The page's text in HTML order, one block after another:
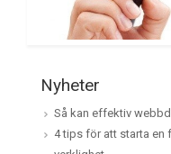
Nyheter
Så kan effektiv
4 tips för att starta en